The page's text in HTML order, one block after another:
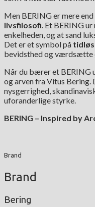
Men BERING er mere
livsfilosofi. Et BERING
enkelheden, og at sand
Det er et symbol på tidløs
bevidsthed og værdsætte
Når du bærer et BERING
og arven fra Vitus
nysgerrighed,
uforanderlige styrke.
BERING – Inspired by
Brand
Brand
Bering